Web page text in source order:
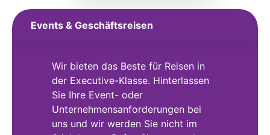
Events & Geschäftsreisen
Wir bieten das Beste für Reisen in
der Executive-Klasse. Hinterlassen
Sie Ihre Event- oder
Unternehmensanforderungen bei
uns und wir werden Sie nicht im